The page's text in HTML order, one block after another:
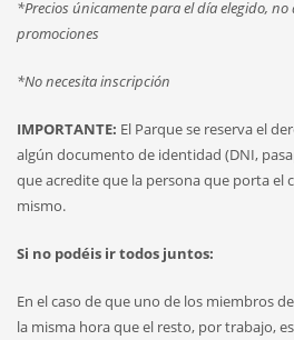
*Precios únicamente para el día elegido,
promociones
*No necesita inscripción
IMPORTANTE: El Parque se reserva el
algún documento de identidad (DNI,
que acredite que la persona que porta el
mismo.
Si no podéis ir todos juntos:
En el caso de que uno de los miembros
la misma hora que el resto, por trabajo,